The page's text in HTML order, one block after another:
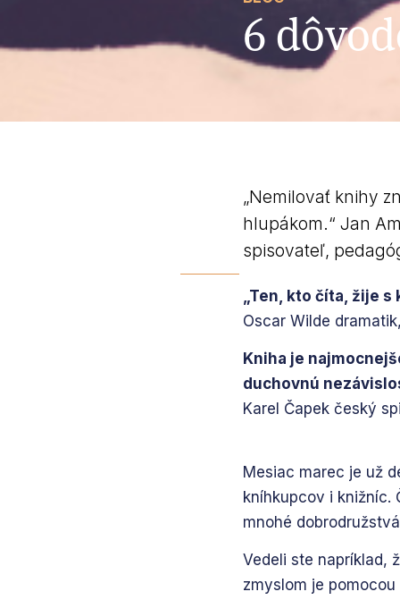
6
„Nemilovať knihy
hlupákom.“ Jan
spisovateľ,
„Ten, kto číta, žije
Oscar Wilde
Kniha je
duchovnú
Karel Čapek český
Mesiac marec je už
kníhkupcov i knižníc.
mnohé
Vedeli ste napríklad,
zmyslom je